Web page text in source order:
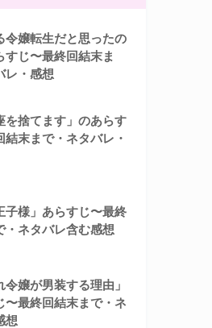
令嬢転生だと思ったの
すじ〜最終回結末ま
レ・感想
を捨てます」のあらす
結末まで・ネタバレ・
子様」あらすじ〜最終
・ネタバレ含む感想
令嬢が男装する理由」
〜最終回結末まで・ネ
想